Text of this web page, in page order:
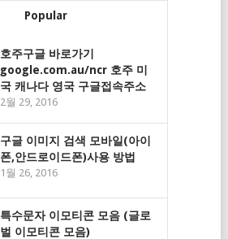
Popular
호주구글 바로가기
google.com.au/ncr 호주 미
국 캐나다 영국 구글접속주소
2월 29, 2016
구글 이미지 검색 모바일(아이
폰,안드로이드폰)사용 방법
1월 26, 2016
특수문자 이모티콘 모음 (글로
벌 이모티콘 모음)